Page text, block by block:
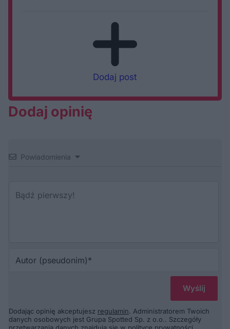
Dodaj post
Dodaj opinię
Powiadomienia
Dodając opinię akceptujesz regulamin. Administratorem Twoich
danych osobowych jest Grupa Spotted Sp. z o.o.. Szczegóły
przetwarzania danych znajdują się w polityce prywatności.